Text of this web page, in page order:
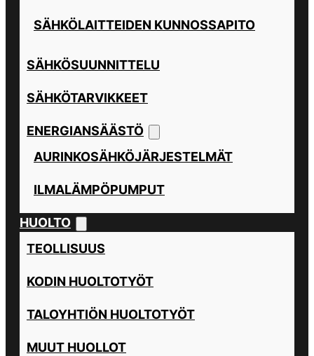
SÄHKÖLAITTEIDEN KUNNOSSAPITO
SÄHKÖSUUNNITTELU
SÄHKÖTARVIKKEET
ENERGIANSÄÄSTÖ
AURINKOSÄHKÖJÄRJESTELMÄT
ILMALÄMPÖPUMPUT
HUOLTO
TEOLLISUUS
KODIN HUOLTOTYÖT
TALOYHTIÖN HUOLTOTYÖT
MUUT HUOLLOT